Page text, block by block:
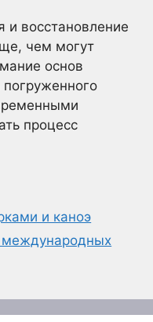
и восстановление
чем могут
основ
погруженного
процесс
и каноэ